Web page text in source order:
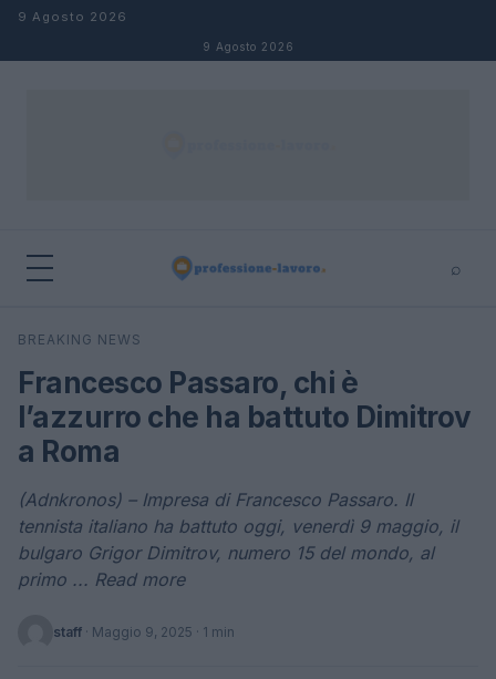
Salta al contenuto
9 Agosto 2026
9 Agosto 2026
⌕
Cerca
BREAKING NEWS
Francesco Passaro, chi è
l’azzurro che ha battuto Dimitrov
a Roma
(Adnkronos) – Impresa di Francesco Passaro. Il
tennista italiano ha battuto oggi, venerdì 9 maggio, il
bulgaro Grigor Dimitrov, numero 15 del mondo, al
primo ... Read more
staff · Maggio 9, 2025 · 1 min